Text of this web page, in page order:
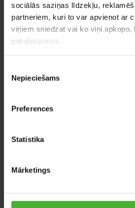
sociālās saziņas līdzekļu,
partneriem, kuri to var apvienot ar
viņiem sniedzat vai ko viņi apkopo,
pakalpojumus.
izvēle
Nepieciešams
Preferences
Statistika
Mārketings
LĪDZĪGI PRODUKTI